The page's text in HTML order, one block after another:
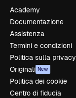
Academy
Documentazione
Assistenza
Termini e condizioni
Politica sulla privacy
Originali New
Politica dei cookie
Centro di fiducia